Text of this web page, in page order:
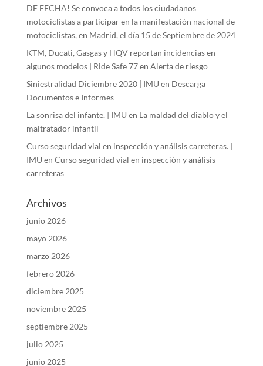
DE FECHA! Se convoca a todos los ciudadanos
motociclistas a participar en la manifestación nacional de
motociclistas, en Madrid, el día 15 de Septiembre de 2024
KTM, Ducati, Gasgas y HQV reportan incidencias en
algunos modelos | Ride Safe 77en Alerta de riesgo
Siniestralidad Diciembre 2020 | IMU en Descarga
Documentos e Informes
La sonrisa del infante. | IMU en La maldad del diablo y el
maltratador infantil
Curso seguridad vial en inspección y análisis carreteras. |
IMU en Curso seguridad vial en inspección y análisis
carreteras
Archivos
junio 2026
mayo 2026
marzo 2026
febrero 2026
diciembre 2025
noviembre 2025
septiembre 2025
julio 2025
junio 2025